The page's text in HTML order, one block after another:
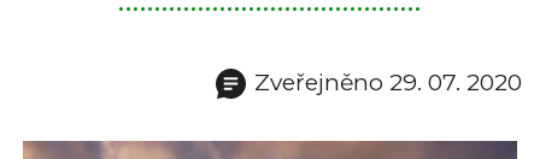
Zveřejněno 29. 07. 2020